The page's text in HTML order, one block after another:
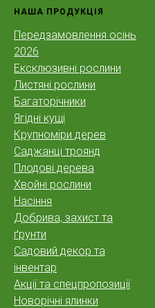
НАША ПРОДУКЦІЯ
Передзамовлення осінь
2026
Ексклюзивні рослини
Листяні рослини
Багаторічники
Ягідні кущі
Крупноміри дерев
Саджанці троянд
Плодові дерева
Хвойні рослини
Насіння
Добрива, захист та
ґрунти
Садовий декор та
інвентар
Акції та спецпропозиції
Новорічні ялинки